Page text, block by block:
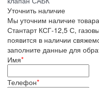
Уточнить наличие
Мы уточним наличие
Стантарт КСГ-12,5 С,
появится в наличии
заполните данные для
Имя*
Телефон*